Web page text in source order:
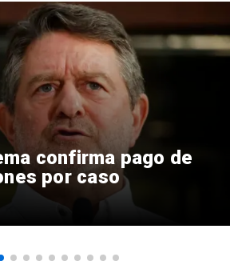
confirma pago de
por caso